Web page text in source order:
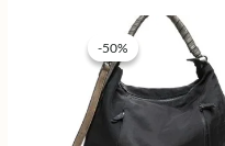
era:
79,00 €.
-50%
-50%